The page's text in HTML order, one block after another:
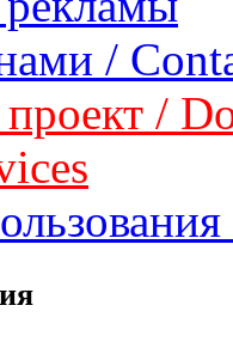
/
/